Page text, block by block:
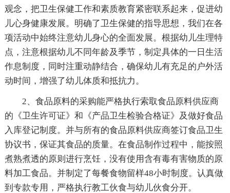
观念，把卫生保健工作和素质教育紧密联系起来，促进幼
儿心身健康发展。明确了卫生保健的指导思想，我们在各
项活动中始终注意幼儿身心的全面发展。根据幼儿生理特
点，注意根据幼儿不同年龄及季节，制定具体的一日生活
作息制度，同时注重动静结合，确保幼儿有充足的户外活
动时间，增强了幼儿体质和抵抗力。
2、食品原料的采购能严格执行索取食品原料供应商
的《卫生许可证》和《产品卫生检验合格证》及做好食品
入库登记制度。并与所有的食品原料供应商签订食品卫生
协议书，保证其食品的质量。在食品制作过程中，能按照
煮熟煮透的原则进行烹饪，没有使用含有毒有害物质的原
料加工食品。并制定了每餐食物留样48小时制度。认真做
到专款专用，严格执行教工伙食与幼儿伙食分开。